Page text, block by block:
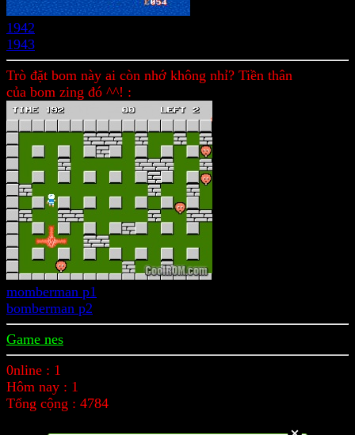
1942
1943
Trò đặt bom này ai còn nhớ không nhỉ? Tiền thân
của bom zing đó ^^! :
momberman p1
bomberman p2
Game nes
0nline : 1
Hôm nay : 1
Tổng cộng : 4784